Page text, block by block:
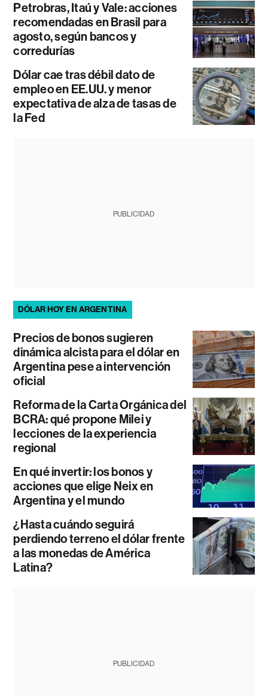
Petrobras, Itaú y Vale: acciones
recomendadas en Brasil para
agosto, según bancos y
corredurías
Dólar cae tras débil dato de
empleo en EE.UU. y menor
expectativa de alza de tasas de
la Fed
PUBLICIDAD
DÓLAR HOY EN ARGENTINA
Precios de bonos sugieren
dinámica alcista para el dólar en
Argentina pese a intervención
oficial
Reforma de la Carta Orgánica del
BCRA: qué propone Milei y
lecciones de la experiencia
regional
En qué invertir: los bonos y
acciones que elige Neix en
Argentina y el mundo
¿Hasta cuándo seguirá
perdiendo terreno el dólar frente
a las monedas de América
Latina?
PUBLICIDAD